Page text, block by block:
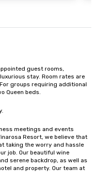
guest rooms,
stay. Room rates are
groups requiring additional
Queen beds.
meetings and events
Resort, we believe that
taking the worry and hassle
job. Our beautiful wine
serene backdrop, as well as
and property. Our team at